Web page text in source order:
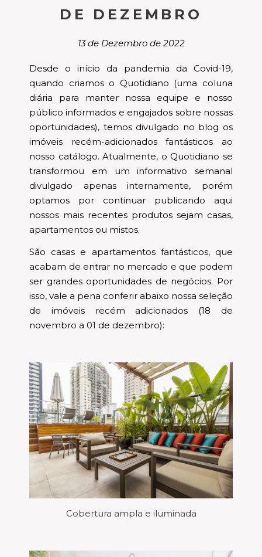
DE DEZEMBRO
13 de Dezembro de 2022
Desde o início da pandemia da Covid-19,
quando criamos o Quotidiano (uma coluna
diária para manter nossa equipe e nosso
público informados e engajados sobre nossas
oportunidades), temos divulgado no blog os
imóveis recém-adicionados fantásticos ao
nosso catálogo. Atualmente, o Quotidiano se
transformou em um informativo semanal
divulgado apenas internamente, porém
optamos por continuar publicando aqui
nossos mais recentes produtos sejam casas,
apartamentos ou mistos.
São casas e apartamentos fantásticos, que
acabam de entrar no mercado e que podem
ser grandes oportunidades de negócios. Por
isso, vale a pena conferir abaixo nossa seleção
de imóveis recém adicionados (18 de
novembro a 01 de dezembro):
Cobertura ampla e iluminada